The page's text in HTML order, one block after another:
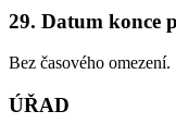
29. Datum konce
Bez časového omezení.
ÚŘAD